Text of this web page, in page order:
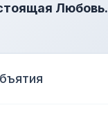
Любовь.